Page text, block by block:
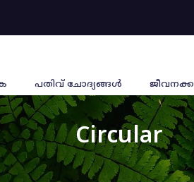
പതിവ് ചോദ്യങ്ങൾ
Circular